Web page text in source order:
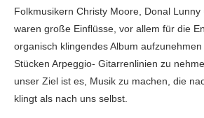
Folkmusikern Christy Moore, Donal Lunny
waren große Einflüsse, vor allem für die
organisch klingendes Album
Stücken Arpeggio- Gitarrenlinien zu
unser Ziel ist es, Musik zu machen, die
klingt als nach uns selbst.